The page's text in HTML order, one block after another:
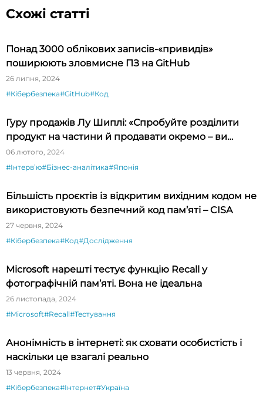
Схожі статті
Понад 3000 облікових записів-«привидів»
поширюють зловмисне ПЗ на GitHub
26 липня, 2024
#Кібербезпека#GitHub#Код
Гуру продажів Лу Шиплі: «Спробуйте розділити
продукт на частини й продавати окремо – ви
будете вражені»
06 лютого, 2024
#Інтервʼю#Бізнес-аналітика#Японія
Більшість проєктів із відкритим вихідним кодом не
використовують безпечний код пам’яті – CISA
27 червня, 2024
#Кібербезпека#Код#Дослідження
Microsoft нарешті тестує функцію Recall у
фотографічній пам’яті. Вона не ідеальна
26 листопада, 2024
#Microsoft#Recall#Тестування
Анонімність в інтернеті: як сховати особистість і
наскільки це взагалі реально
13 червня, 2024
#Кібербезпека#Інтернет#Україна